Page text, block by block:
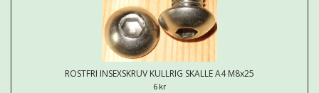
ROSTFRI INSEXSKRUV KULLRIG SKALLE A4 M8x25
6 kr